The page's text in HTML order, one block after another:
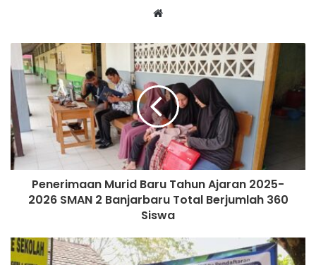
Website
Penerimaan Murid Baru Tahun Ajaran 2025-
2026 SMAN 2 Banjarbaru Total Berjumlah 360
Siswa